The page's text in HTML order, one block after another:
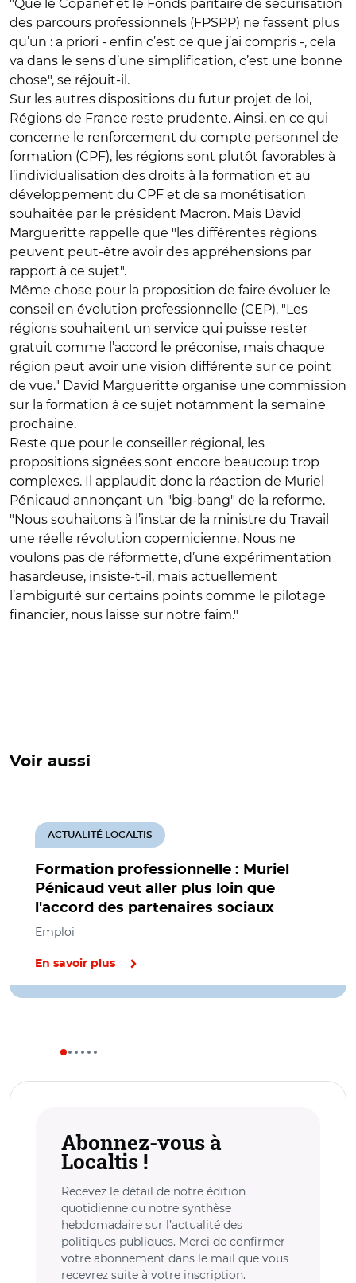
"Que le Copanef et le Fonds paritaire de sécurisation
des parcours professionnels (FPSPP) ne fassent plus
qu’un : a priori - enfin c’est ce que j’ai compris -, cela
va dans le sens d’une simplification, c’est une bonne
chose", se réjouit-il.
Sur les autres dispositions du futur projet de loi,
Régions de France reste prudente. Ainsi, en ce qui
concerne le renforcement du compte personnel de
formation (CPF), les régions sont plutôt favorables à
l’individualisation des droits à la formation et au
développement du CPF et de sa monétisation
souhaitée par le président Macron. Mais David
Margueritte rappelle que "les différentes régions
peuvent peut-être avoir des appréhensions par
rapport à ce sujet".
Même chose pour la proposition de faire évoluer le
conseil en évolution professionnelle (CEP). "Les
régions souhaitent un service qui puisse rester
gratuit comme l’accord le préconise, mais chaque
région peut avoir une vision différente sur ce point
de vue." David Margueritte organise une commission
sur la formation à ce sujet notamment la semaine
prochaine.
Reste que pour le conseiller régional, les
propositions signées sont encore beaucoup trop
complexes. Il applaudit donc la réaction de Muriel
Pénicaud annonçant un "big-bang" de la reforme.
"Nous souhaitons à l’instar de la ministre du Travail
une réelle révolution copernicienne. Nous ne
voulons pas de réformette, d’une expérimentation
hasardeuse, insiste-t-il, mais actuellement
l’ambiguïté sur certains points comme le pilotage
financier, nous laisse sur notre faim."
Voir aussi
Formation professionnelle : Muriel
Pénicaud veut aller plus loin que
l'accord des partenaires sociaux
ACTUALITÉ LOCALTIS
Emploi
En savoir plus
Abonnez-vous à
Localtis !
Recevez le détail de notre édition
quotidienne ou notre synthèse
hebdomadaire sur l’actualité des
politiques publiques. Merci de confirmer
votre abonnement dans le mail que vous
recevrez suite à votre inscription.